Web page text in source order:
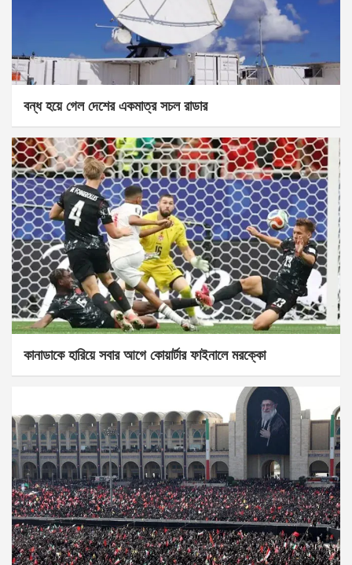
বন্ধ হয়ে গেল দেশের একমাত্র সচল রাডার
কানাডাকে হারিয়ে সবার আগে কোয়ার্টার ফাইনালে মরক্কো